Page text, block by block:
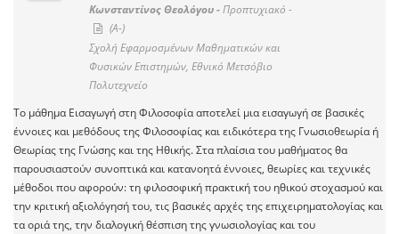
Κωνσταντίνος Θεολόγου -Προπτυχιακό -
(A-)
Σχολή Εφαρμοσμένων Μαθηματικών και
Φυσικών Επιστημών, Εθνικό Μετσόβιο
Πολυτεχνείο
Το μάθημα Εισαγωγή στη Φιλοσοφία αποτελεί μια εισαγωγή σε βασικές
έννοιες και μεθόδους της Φιλοσοφίας και ειδικότερα της Γνωσιοθεωρία ή
Θεωρίας της Γνώσης και της Ηθικής. Στα πλαίσια του μαθήματος θα
παρουσιαστούν συνοπτικά και κατανοητά έννοιες, θεωρίες και τεχνικές
μέθοδοι που αφορούν: τη φιλοσοφική πρακτική του ηθικού στοχασμού και
την κριτική αξιολόγησή του, τις βασικές αρχές της επιχειρηματολογίας και
τα οριά της, την διαλογική θέσπιση της γνωσιολογίας και του